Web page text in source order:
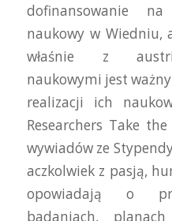
dofinansowanie
naukowy w Wiedniu,
właśnie z
naukowymi jest
realizacji ich
Researchers Take
wywiadów ze
aczkolwiek z pasją,
opowiadają o
badaniach, planach